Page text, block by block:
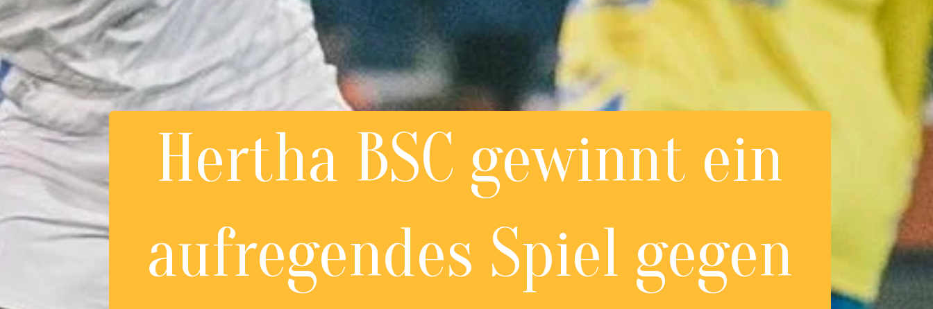
Hertha BSC gewinnt ein
aufregendes Spiel gegen